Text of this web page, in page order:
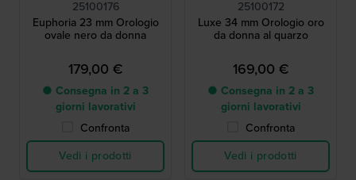
25100176
Euphoria 23 mm Orologio
ovale nero da donna
179,00 €
● Consegna in 2 a 3
giorni lavorativi
Confronta
Vedi i prodotti
25100172
Luxe 34 mm Orologio oro
da donna al quarzo
169,00 €
● Consegna in 2 a 3
giorni lavorativi
Confronta
Vedi i prodotti